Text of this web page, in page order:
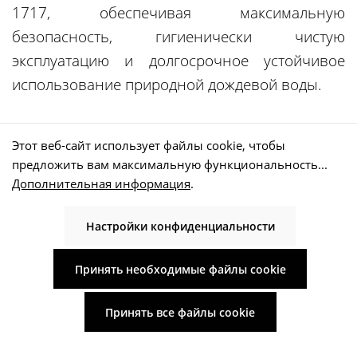
1717, обеспечивая максимальную
безопасность, гигиенически чистую
эксплуатацию и долгосрочное устойчивое
использование природной дождевой воды.
Собирайте дождевую воду
Полные бачки WISY объемом 6000 литров
предназначены дляэффективного сбора
дождевой воды, ее фильтрации и
Этот веб-сайт использует файлы cookie, чтобы
предложить вам максимальную функциональность...
Дополнительная информация.
Настройки конфиденциальности
Принять необходимые файлы cookie
Принять все файлы cookie